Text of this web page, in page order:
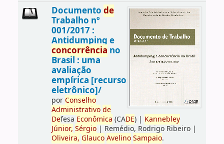
Documento de
Trabalho nº
001/2017 :
Antidumping e
concorrência no
Brasil : uma
avaliação
empírica [recurso
eletrônico]/
porConselho
Administrativo de
Defesa Econômica (CADE)| Kannebley
Júnior, Sérgio| Remédio, Rodrigo Ribeiro|
Oliveira, Glauco Avelino Sampaio.